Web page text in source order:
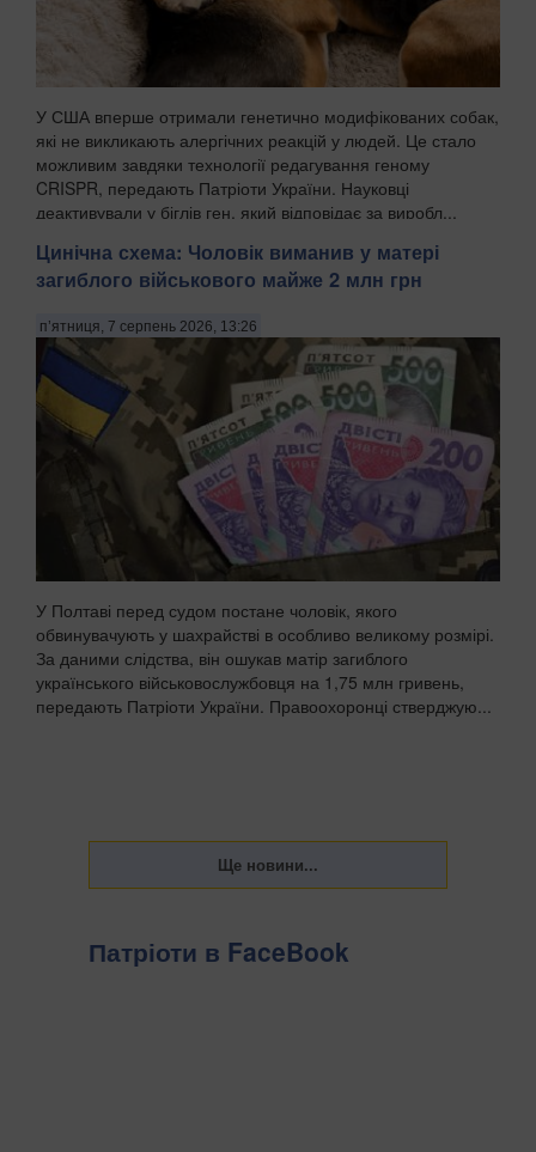
У США вперше отримали генетично модифікованих собак,
які не викликають алергічних реакцій у людей. Це стало
можливим завдяки технології редагування геному
CRISPR, передають Патріоти України. Науковці
деактивували у біглів ген, який відповідає за виробл...
Цинічна схема: Чоловік виманив у матері
загиблого військового майже 2 млн грн
п’ятниця, 7 серпень 2026, 13:26
У Полтаві перед судом постане чоловік, якого
обвинувачують у шахрайстві в особливо великому розмірі.
За даними слідства, він ошукав матір загиблого
українського військовослужбовця на 1,75 млн гривень,
передають Патріоти України. Правоохоронці стверджую...
Патріоти в FaceBook